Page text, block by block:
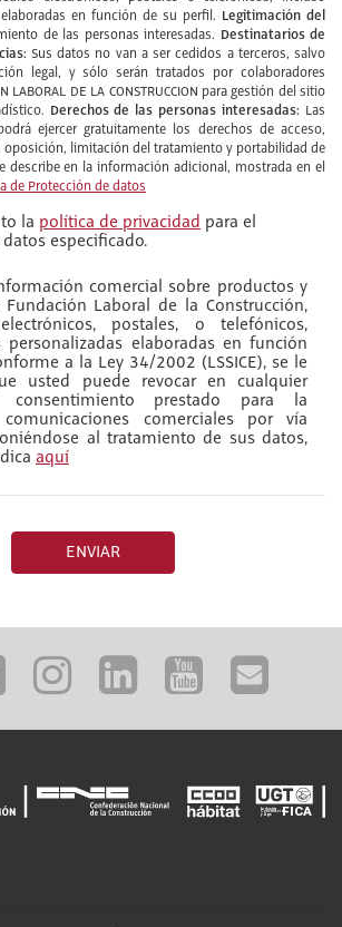
en función de su perfil. Legitimación del
de las personas interesadas. Destinatarios de
Sus datos no van a ser cedidos a terceros, salvo
legal, y sólo serán tratados por colaboradores
LABORAL DE LA CONSTRUCCION para gestión del sitio
Derechos de las personas interesadas: Las
ejercer gratuitamente los derechos de acceso,
oposición, limitación del tratamiento y portabilidad de
describe en la información adicional, mostrada en el
de Protección de datos
la política de privacidad para el
especificado.
comercial sobre productos y
Laboral de la Construcción,
postales, o telefónicos,
personalizadas elaboradas en función
a la Ley 34/2002 (LSSICE), se le
usted puede revocar en cualquier
prestado para la
comerciales por vía
al tratamiento de sus datos,
aquí
ENVIAR